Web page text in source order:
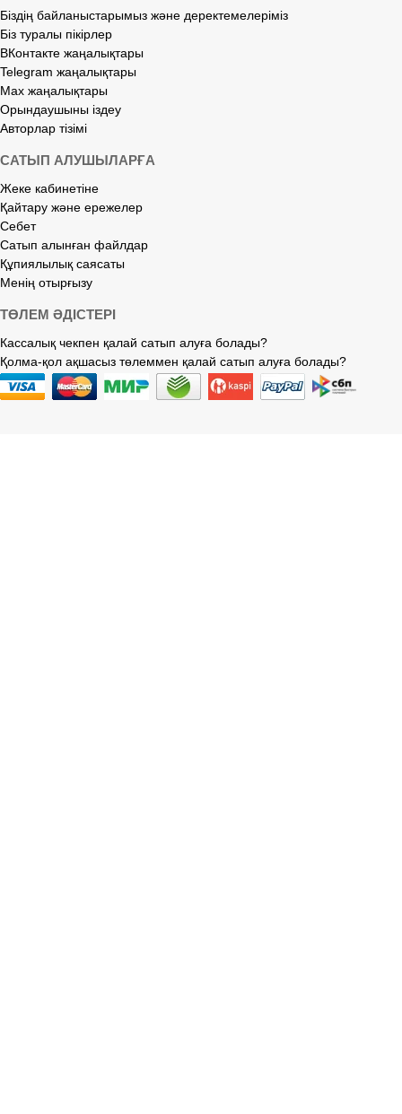
Біздің байланыстарымыз және деректемелеріміз
Біз туралы пікірлер
ВКонтакте жаңалықтары
Telegram жаңалықтары
Max жаңалықтары
Орындаушыны іздеу
Авторлар тізімі
САТЫП АЛУШЫЛАРҒА
Жеке кабинетіне
Қайтару және ережелер
Себет
Сатып алынған файлдар
Құпиялылық саясаты
Менің отырғызу
ТӨЛЕМ ӘДІСТЕРІ
Кассалық чекпен қалай сатып алуға болады?
Қолма-қол ақшасыз төлеммен қалай сатып алуға болады?